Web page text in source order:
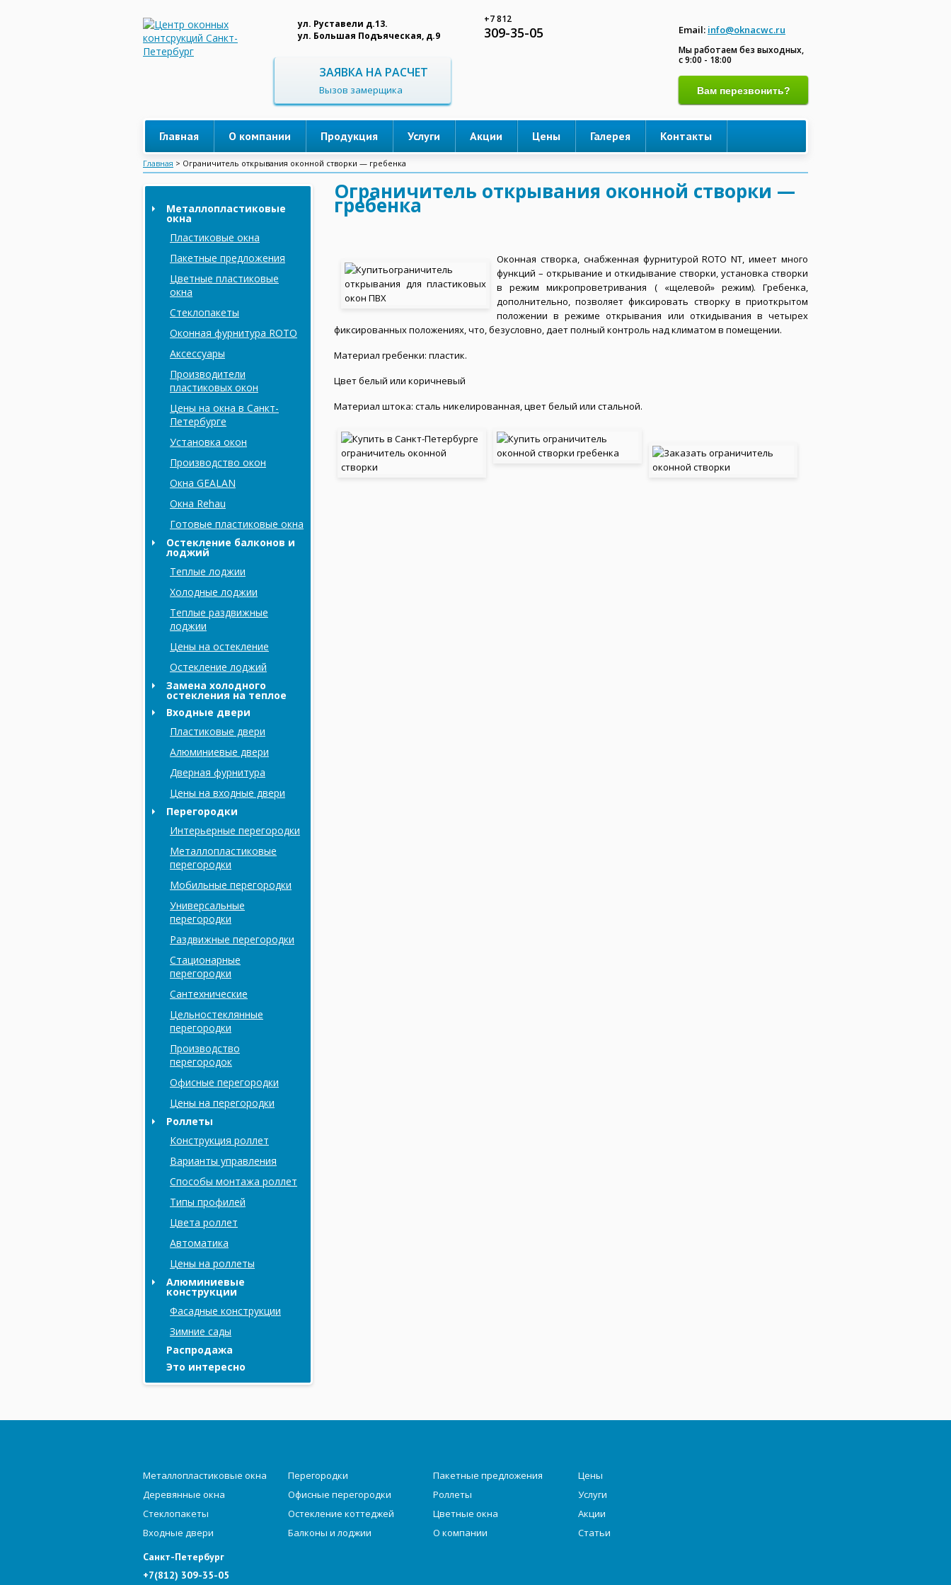
Email: info@oknacwc.ru
Мы работаем без выходных,
с 9:00 - 18:00
Вам перезвонить?
ул. Руставели д.13.
ул. Большая Подъяческая, д.9
+7 812
309-35-05
ЗАЯВКА НА РАСЧЕТ
Вызов замерщика
Главная О компании Продукция Услуги Акции Цены Галерея Контакты
Главная > Ограничитель открывания оконной створки — гребенка
Металлопластиковые
окна
Пластиковые окна
Пакетные предложения
Цветные пластиковые
окна
Стеклопакеты
Оконная фурнитура ROTO
Аксессуары
Производители
пластиковых окон
Цены на окна в Санкт-
Петербурге
Установка окон
Производство окон
Окна GEALAN
Окна Rehau
Готовые пластиковые окна
Остекление балконов и
лоджий
Теплые лоджии
Холодные лоджии
Tеплые раздвижные
лоджии
Цены на остекление
Остекление лоджий
Замена холодного
остекления на теплое
Входные двери
Пластиковые двери
Алюминиевые двери
Дверная фурнитура
Цены на входные двери
Перегородки
Интерьерные перегородки
Металлопластиковые
перегородки
Мобильные перегородки
Универсальные
перегородки
Раздвижные перегородки
Стационарные
перегородки
Сантехнические
Цельностеклянные
перегородки
Производство
перегородок
Офисные перегородки
Цены на перегородки
Роллеты
Конструкция роллет
Варианты управления
Способы монтажа роллет
Типы профилей
Цвета роллет
Автоматика
Цены на роллеты
Алюминиевые
конструкции
Фасадные конструкции
Зимние сады
Распродажа
Это интересно
Ограничитель открывания оконной створки —
гребенка
Оконная створка, снабженная фурнитурой ROTO NT, имеет много
функций – открывание и откидывание створки, установка створки
в режим микропроветривания ( «щелевой» режим). Гребенка,
дополнительно, позволяет фиксировать створку в приоткрытом
положении в режиме открывания или откидывания в четырех
фиксированных положениях, что, безусловно, дает полный контроль над климатом в помещении.
Материал гребенки: пластик.
Цвет белый или коричневый
Материал штока: сталь никелированная, цвет белый или стальной.
Металлопластиковые окна
Деревянные окна
Стеклопакеты
Входные двери
Перегородки
Офисные перегородки
Остекление коттеджей
Балконы и лоджии
Пакетные предложения
Роллеты
Цветные окна
О компании
Цены
Услуги
Акции
Статьи
Санкт-Петербург
+7(812) 309-35-05